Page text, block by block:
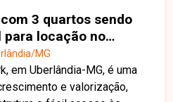
3 quartos sendo
para locação no
em Uberlândia-
MG
em Uberlândia-MG, é uma
e valorização,